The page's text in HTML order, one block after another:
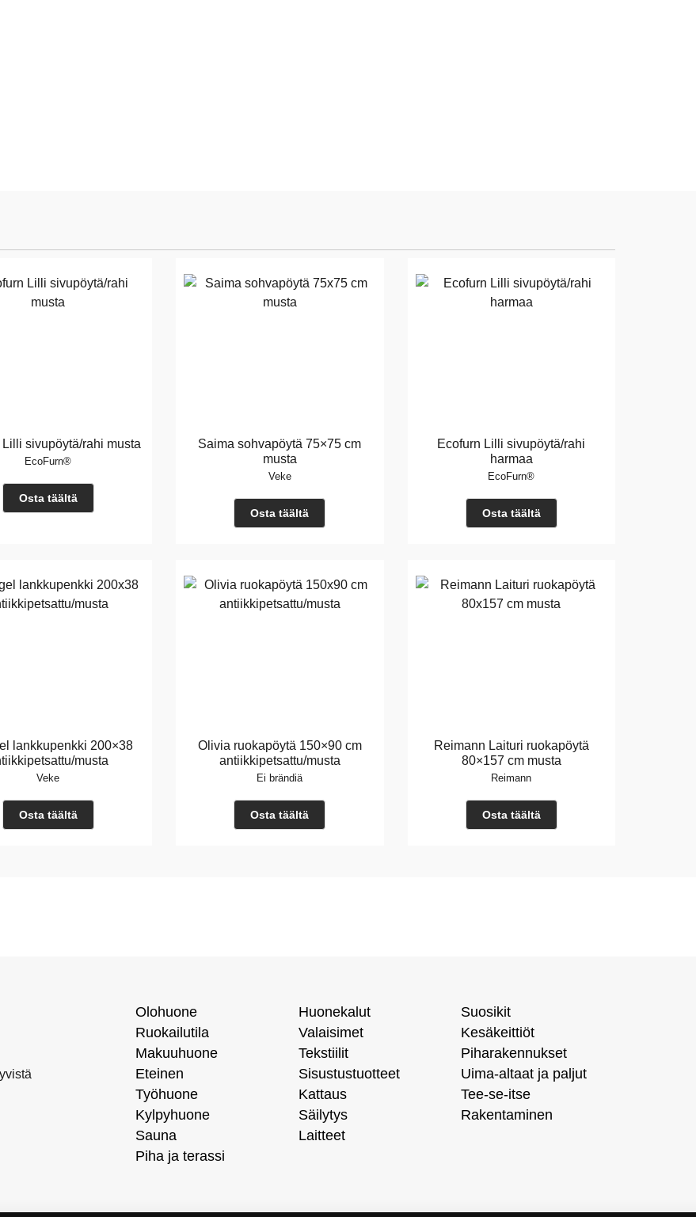
Lilli sivupöytä/rahi musta
EcoFurn®
Osta täältä
Saima sohvapöytä 75×75 cm
musta
Veke
Osta täältä
Ecofurn Lilli sivupöytä/rahi
harmaa
EcoFurn®
Osta täältä
lankkupenkki 200×38
musta
Veke
Osta täältä
Olivia ruokapöytä 150×90 cm
antiikkipetsattu/musta
Ei brändiä
Osta täältä
Reimann Laituri ruokapöytä
80×157 cm musta
Reimann
Osta täältä
Olohuone
Ruokailutila
Makuuhuone
Eteinen
Työhuone
Kylpyhuone
Sauna
Piha ja terassi
Huonekalut
Valaisimet
Tekstiilit
Sisustustuotteet
Kattaus
Säilytys
Laitteet
Suosikit
Kesäkeittiöt
Piharakennukset
Uima-altaat ja paljut
Tee-se-itse
Rakentaminen